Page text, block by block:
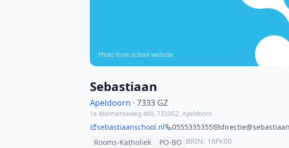
Photo from school website
Sebastiaan
Apeldoorn · 7333 GZ
1e Wormenseweg 460, 7333GZ, Apeldoorn
sebastiaanschool.nl 0555335355
Rooms-Katholiek
PO-BO BRIN: 16FK00